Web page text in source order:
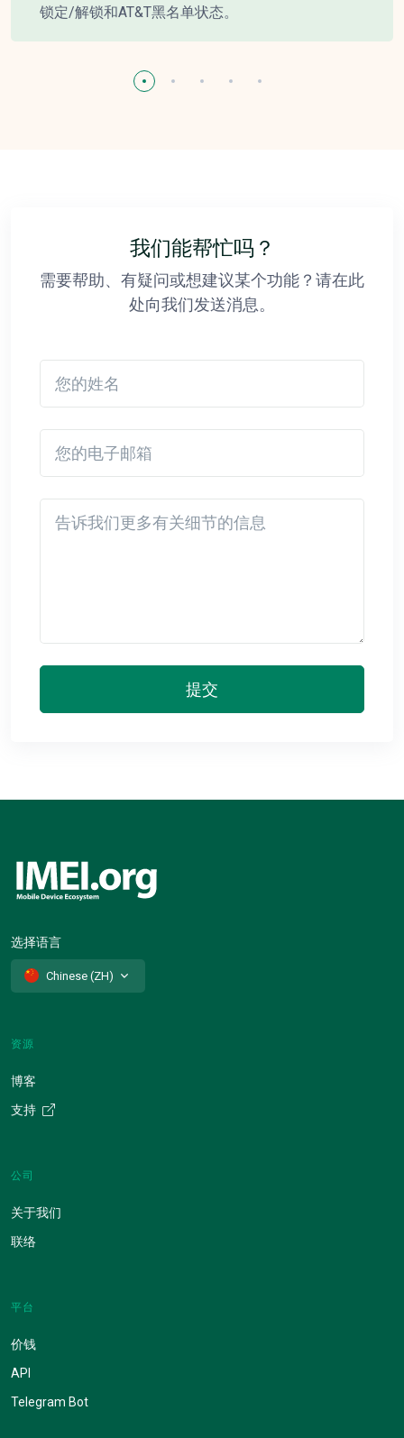
锁定/解锁和AT&T黑名单状态。
我们能帮忙吗？
需要帮助、有疑问或想建议某个功能？请在此
处向我们发送消息。
提交
选择语言
Chinese (ZH)
资源
博客
支持
公司
关于我们
联络
平台
价钱
API
Telegram Bot